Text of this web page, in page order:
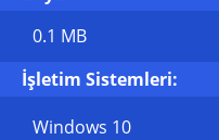
0.1 MB
İşletim Sistemleri:
Windows 10